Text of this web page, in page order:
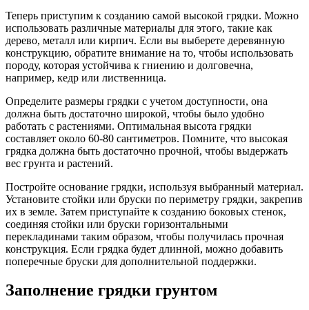
Теперь приступим к созданию самой высокой грядки. Можно
использовать различные материалы для этого, такие как
дерево, металл или кирпич. Если вы выберете деревянную
конструкцию, обратите внимание на то, чтобы использовать
породу, которая устойчива к гниению и долговечна,
например, кедр или лиственница.
Определите размеры грядки с учетом доступности, она
должна быть достаточно широкой, чтобы было удобно
работать с растениями. Оптимальная высота грядки
составляет около 60-80 сантиметров. Помните, что высокая
грядка должна быть достаточно прочной, чтобы выдержать
вес грунта и растений.
Постройте основание грядки, используя выбранный материал.
Установите стойки или бруски по периметру грядки, закрепив
их в земле. Затем приступайте к созданию боковых стенок,
соединяя стойки или бруски горизонтальными
перекладинами таким образом, чтобы получилась прочная
конструкция. Если грядка будет длинной, можно добавить
поперечные бруски для дополнительной поддержки.
Заполнение грядки грунтом